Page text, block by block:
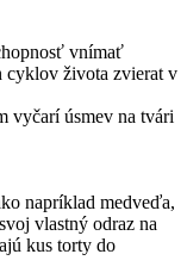
vnímať
cyklov života zvierat v
vyčarí úsmev na tvári
napríklad medveďa,
vlastný odraz na
kus torty do